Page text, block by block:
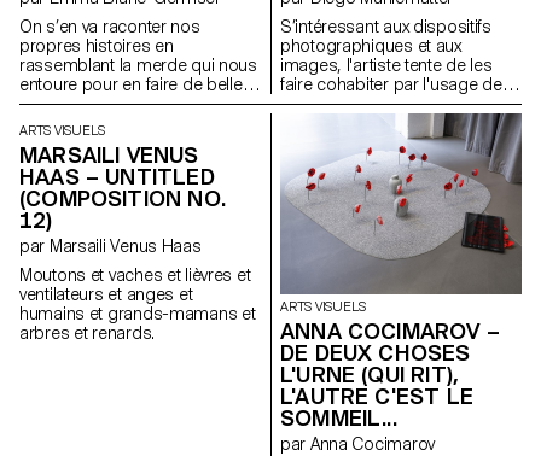
un espace liminaire où le
corps, la structure et le récit
convergent.
On s’en va raconter nos
propres histoires en
rassemblant la merde qui nous
entoure pour en faire de belles
structures tout en dégradant
des nuances de bruns, beige,
noir, ocre, kaki, qu’elle peut
nous offrir. Parce que quand les
larmes ne sortent plus, tout finit
de sortir par les fesses. Et on a
plus rien d’autre à faire que de
partir à la quête de l’amour.
S’intéressant aux dispositifs
photographiques et aux
images, l'artiste tente de les
faire cohabiter par l'usage de
dos de chambre
photographique comme
fenêtres. Il explore la zone grise
qui se trouve à l’intérieur de
l’appareil et tente de
cartographier cette errance.
ARTS VISUELS
MARSAILI VENUS
HAAS – UNTITLED
(COMPOSITION NO.
12)
par Marsaili Venus Haas
Moutons et vaches et lièvres et
ventilateurs et anges et
humains et grands-mamans et
arbres et renards.
ARTS VISUELS
ANNA COCIMAROV –
DE DEUX CHOSES
L'URNE (QUI RIT),
L'AUTRE C'EST LE
SOMMEIL...
par Anna Cocimarov